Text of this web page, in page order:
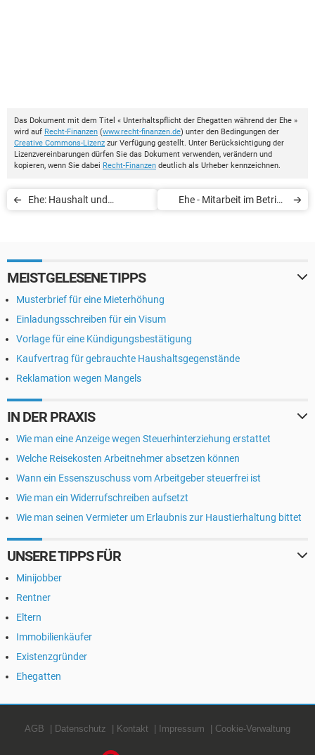
Das Dokument mit dem Titel « Unterhaltspflicht der Ehegatten während der Ehe »
wird auf Recht-Finanzen (www.recht-finanzen.de) unter den Bedingungen der
Creative Commons-Lizenz zur Verfügung gestellt. Unter Berücksichtigung der
Lizenzvereinbarungen dürfen Sie das Dokument verwenden, verändern und
kopieren, wenn Sie dabei Recht-Finanzen deutlich als Urheber kennzeichnen.
Ehe: Haushalt und
Ehe - Mitarbeit im Betrieb
MEISTGELESENE TIPPS
Musterbrief für eine Mieterhöhung
Einladungsschreiben für ein Visum
Vorlage für eine Kündigungsbestätigung
Kaufvertrag für gebrauchte Haushaltsgegenstände
Reklamation wegen Mangels
IN DER PRAXIS
Wie man eine Anzeige wegen Steuerhinterziehung erstattet
Welche Reisekosten Arbeitnehmer absetzen können
Wann ein Essenszuschuss vom Arbeitgeber steuerfrei ist
Wie man ein Widerrufschreiben aufsetzt
Wie man seinen Vermieter um Erlaubnis zur Haustierhaltung bittet
UNSERE TIPPS FÜR
Minijobber
Rentner
Eltern
Immobilienkäufer
Existenzgründer
Ehegatten
AGB Datenschutz Kontakt Impressum Cookie-Verwaltung